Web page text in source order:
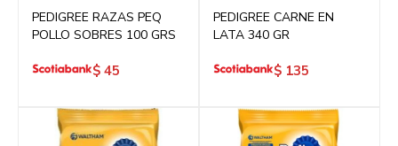
PEDIGREE RAZAS PEQ
POLLO SOBRES 100 GRS
$ 45
PEDIGREE CARNE EN
LATA 340 GR
$ 135